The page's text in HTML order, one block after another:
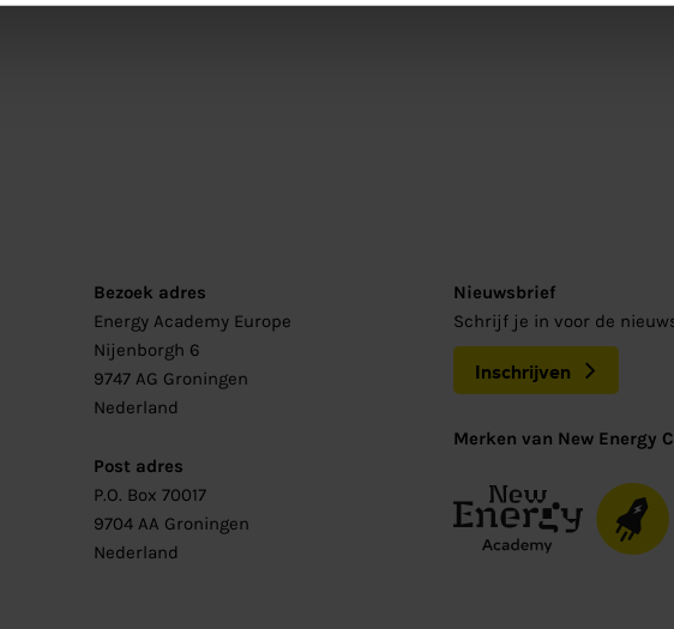
Bezoek adres
Energy Academy Europe
Nijenborgh 6
9747 AG Groningen
Nederland
Post adres
P.O. Box 70017
9704 AA Groningen
Nederland
Nieuwsbrief
Schrijf je in voor de
Inschrijven
Merken van New Energy